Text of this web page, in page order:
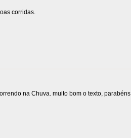
corridas.
na Chuva. muito bom o texto, parabéns.